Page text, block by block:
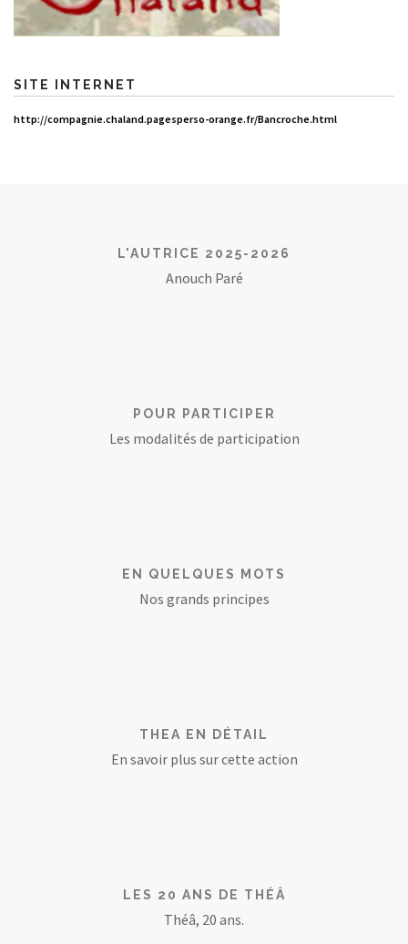
SITE INTERNET
http://compagnie.chaland.pagesperso-orange.fr/Bancroche.html
L'AUTRICE 2025-2026
Anouch Paré
POUR PARTICIPER
Les modalités de participation
EN QUELQUES MOTS
Nos grands principes
THEA EN DÉTAIL
En savoir plus sur cette action
LES 20 ANS DE THÉÂ
Théâ, 20 ans.